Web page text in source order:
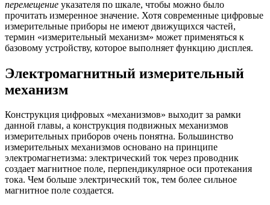
перемещение указателя по шкале, чтобы можно было
прочитать измеренное значение. Хотя современные цифровые
измерительные приборы не имеют движущихся частей,
термин «измерительный механизм» может применяться к
базовому устройству, которое выполняет функцию дисплея.
Электромагнитный измерительный
механизм
Конструкция цифровых «механизмов» выходит за рамки
данной главы, а конструкция подвижных механизмов
измерительных приборов очень понятна. Большинство
измерительных механизмов основано на принципе
электромагнетизма: электрический ток через проводник
создает магнитное поле, перпендикулярное оси протекания
тока. Чем больше электрический ток, тем более сильное
магнитное поле создается.